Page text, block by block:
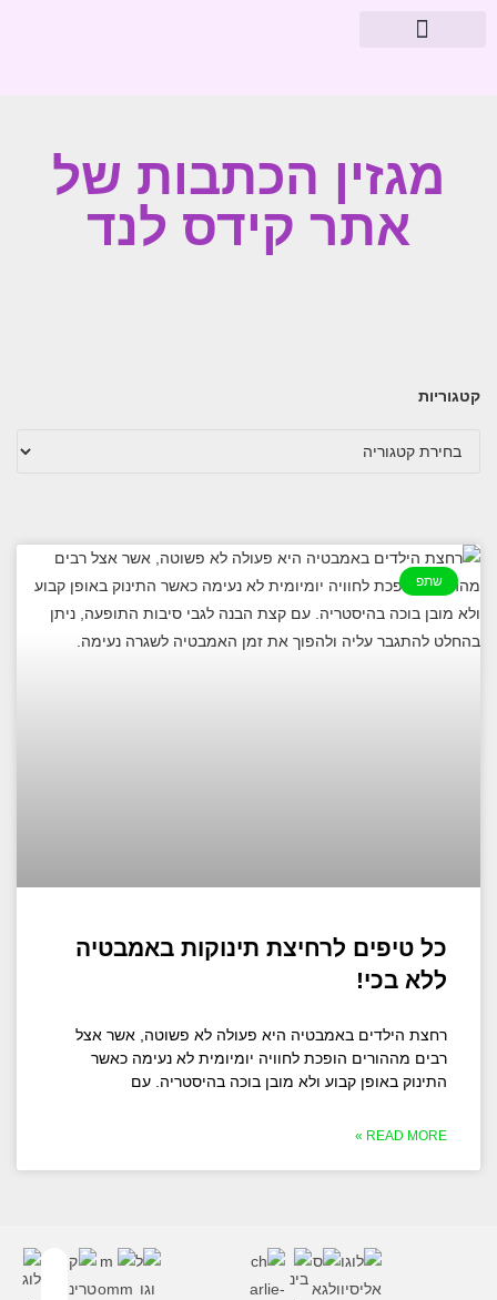
מגזין הכתבות של
אתר קידס לנד
קטגוריות
שתפ
כל טיפים לרחיצת תינוקות באמבטיה
ללא בכי!
רחצת הילדים באמבטיה היא פעולה לא פשוטה, אשר אצל
רבים מההורים הופכת לחוויה יומיומית לא נעימה כאשר
התינוק באופן קבוע ולא מובן בוכה בהיסטריה. עם
READ MORE »